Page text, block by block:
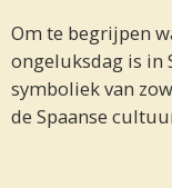
Om te begrijpen
ongeluksdag is in
symboliek van
de Spaanse